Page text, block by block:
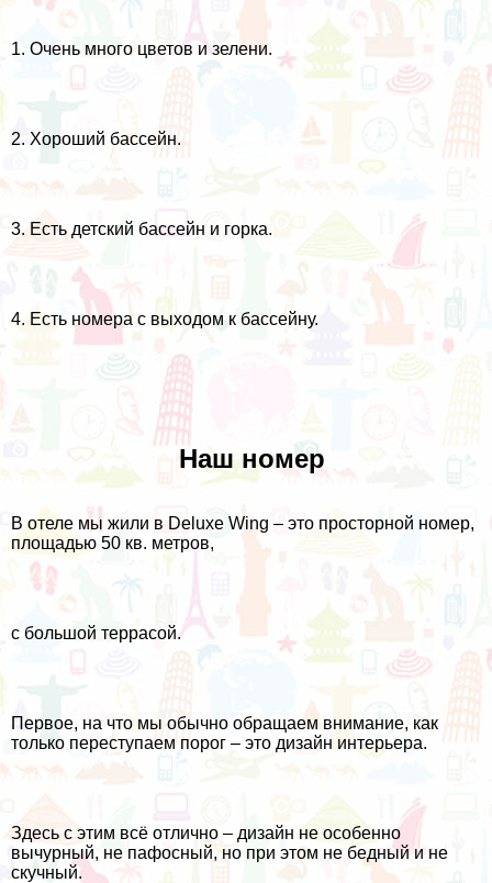
1. Очень много цветов и зелени.
2. Хороший бассейн.
3. Есть детский бассейн и горка.
4. Есть номера с выходом к бассейну.
Наш номер
В отеле мы жили в Deluxe Wing – это просторной номер,
площадью 50 кв. метров,
с большой террасой.
Первое, на что мы обычно обращаем внимание, как
только переступаем порог – это дизайн интерьера.
Здесь с этим всё отлично – дизайн не особенно
вычурный, не пафосный, но при этом не бедный и не
скучный.